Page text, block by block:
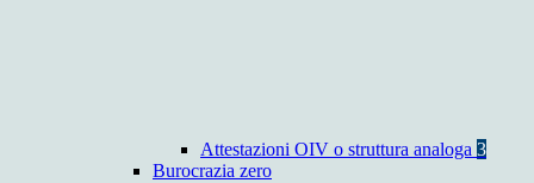
Attestazioni OIV o struttura analoga 3
Burocrazia zero